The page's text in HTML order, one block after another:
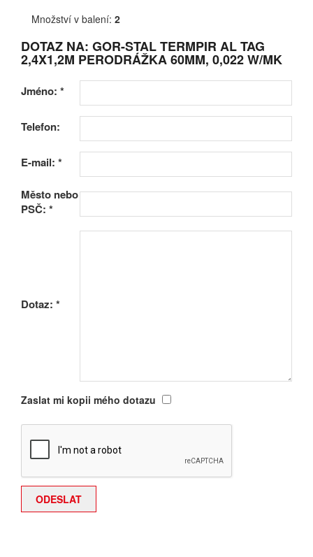
Množství v balení: 2
DOTAZ NA: GOR-STAL TERMPIR AL TAG
2,4X1,2M PERODRÁŽKA 60MM, 0,022 W/MK
Jméno: *
Telefon:
E-mail: *
Město nebo
PSČ: *
Dotaz: *
Zaslat mi kopii mého dotazu